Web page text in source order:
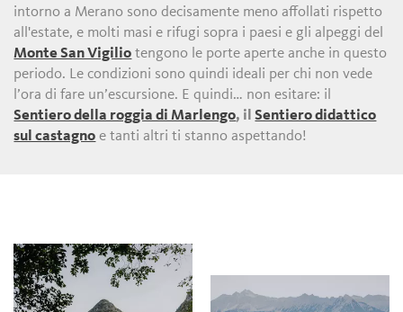
intorno a Merano sono decisamente meno affollati rispetto
all'estate, e molti masi e rifugi sopra i paesi e gli alpeggi del
Monte San Vigilio tengono le porte aperte anche in questo
periodo. Le condizioni sono quindi ideali per chi non vede
l’ora di fare un’escursione. E quindi… non esitare: il
Sentiero della roggia di Marlengo, ilSentiero didattico
sul castagno e tanti altri ti stanno aspettando!